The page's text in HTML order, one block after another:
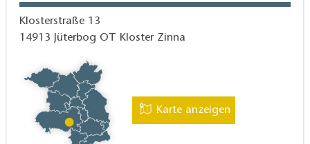
Klosterstraße 13
14913
Jüterbog OT Kloster Zinna
Karte anzeigen